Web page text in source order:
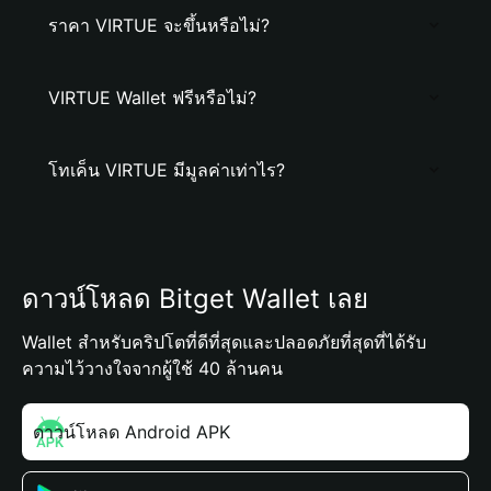
ราคา VIRTUE จะขึ้นหรือไม่?
VIRTUE Wallet ฟรีหรือไม่?
โทเค็น VIRTUE มีมูลค่าเท่าไร?
ดาวน์โหลด Bitget Wallet เลย
Wallet สำหรับคริปโตที่ดีที่สุดและปลอดภัยที่สุดที่ได้รับ
ความไว้วางใจจากผู้ใช้ 40 ล้านคน
ดาวน์โหลด Android APK